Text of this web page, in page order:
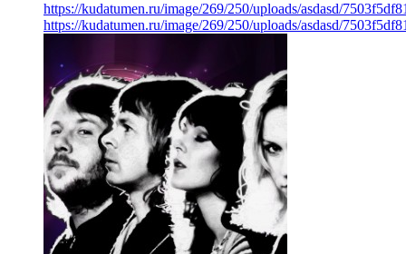
https://kudatumen.ru/image/269/250/uploads/asdasd/
https://kudatumen.ru/image/269/250/uploads/asdasd/